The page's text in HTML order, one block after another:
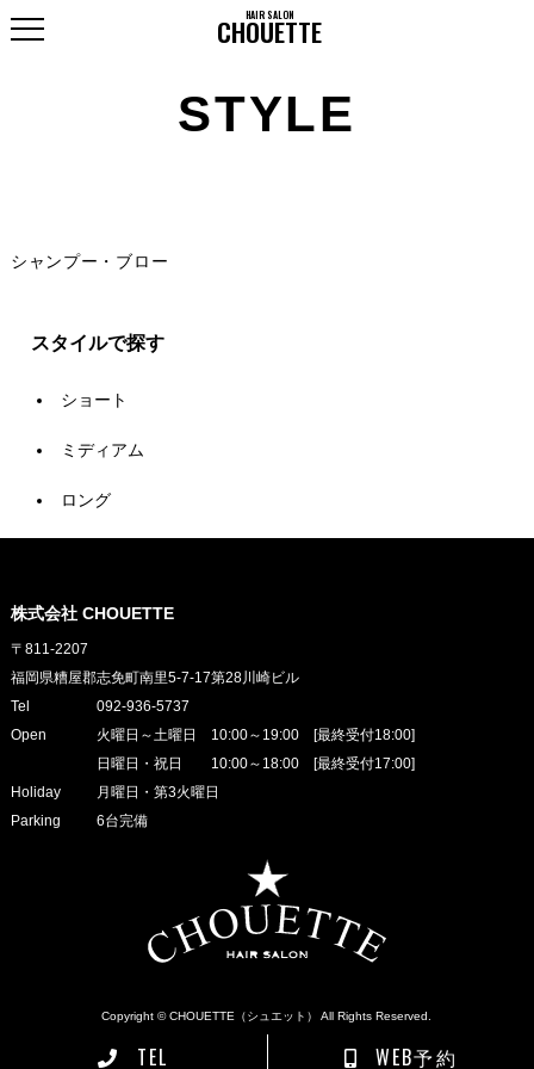
HAIR SALON
CHOUETTE
HOME
TEL WEB予約
STYLE
シャンプー・ブロー
スタイルで探す
ショート
ミディアム
ロング
Copyright © CHOUETTE（シュエット） All Rights Reserved.
株式会社 CHOUETTE
〒811-2207
福岡県糟屋郡志免町南里5-7-17第28川崎ビル
Tel
092-936-5737
Open
火曜日～土曜日 10:00～19:00 [最終受付18:00]
日曜日・祝日 10:00～18:00 [最終受付17:00]
Holiday
月曜日・第3火曜日
Parking
6台完備